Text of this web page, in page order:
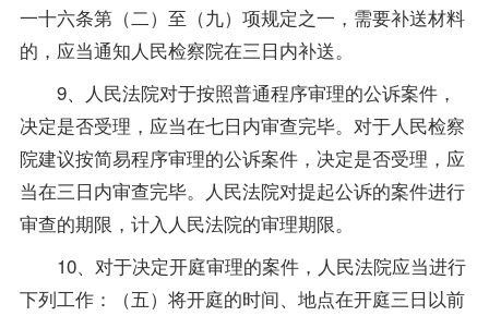
一十六条第（二）至（九）项规定之一，需要补送材料
的，应当通知人民检察院在三日内补送。
9、人民法院对于按照普通程序审理的公诉案件，
决定是否受理，应当在七日内审查完毕。对于人民检察
院建议按简易程序审理的公诉案件，决定是否受理，应
当在三日内审查完毕。人民法院对提起公诉的案件进行
审查的期限，计入人民法院的审理期限。
10、对于决定开庭审理的案件，人民法院应当进行
下列工作：（五）将开庭的时间、地点在开庭三日以前